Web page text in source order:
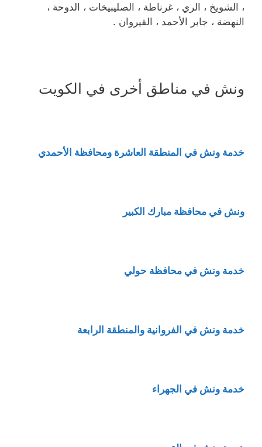
، الشويخ ، الري ، غرناطة ، الصليبيخات ، الدوحة ،
النهضة ، جابر الأحمد ، القيروان .
ونش في مناطق أخرى في الكويت
خدمة ونش في المنطقة العاشرة ومحافظة الأحمدي
ونش في محافظة مبارك الكبير
خدمة ونش في محافظة حولي
خدمة ونش في الفروانية والمنطقة الرابعة
خدمة ونش في الجهراء